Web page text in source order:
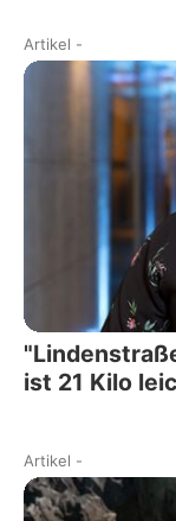
Artikel -
ist 21 Kilo
Artikel -